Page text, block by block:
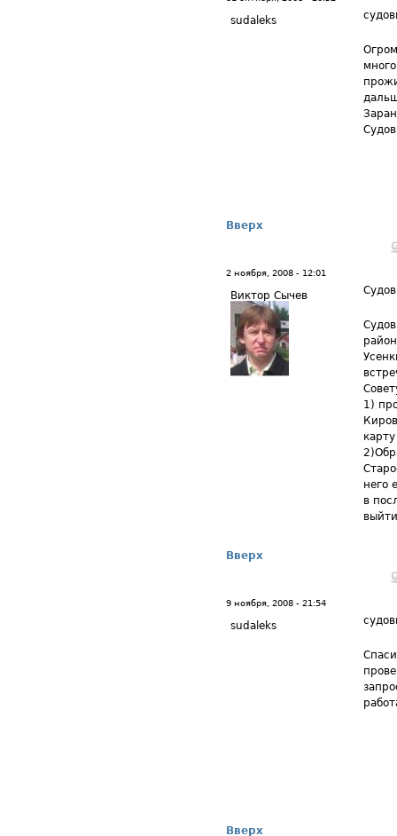
sudaleks
Вверх
2 ноября, 2008 - 12:01
Виктор Сычев
1)
него
в
Вверх
9 ноября, 2008 - 21:54
sudaleks
Вверх